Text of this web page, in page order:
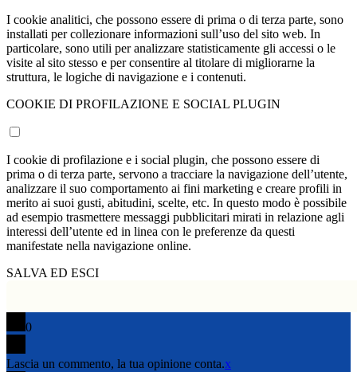
I cookie analitici, che possono essere di prima o di terza parte, sono
installati per collezionare informazioni sull’uso del sito web. In
particolare, sono utili per analizzare statisticamente gli accessi o le
visite al sito stesso e per consentire al titolare di migliorarne la
struttura, le logiche di navigazione e i contenuti.
COOKIE DI PROFILAZIONE E SOCIAL PLUGIN
I cookie di profilazione e i social plugin, che possono essere di
prima o di terza parte, servono a tracciare la navigazione dell’utente,
analizzare il suo comportamento ai fini marketing e creare profili in
merito ai suoi gusti, abitudini, scelte, etc. In questo modo è possibile
ad esempio trasmettere messaggi pubblicitari mirati in relazione agli
interessi dell’utente ed in linea con le preferenze da questi
manifestate nella navigazione online.
SALVA ED ESCI
0
Lascia un commento, la tua opinione conta.x